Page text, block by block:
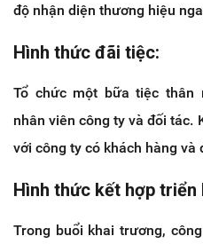
độ nhận diện thương hiệu
Hình thức đãi tiệc:
Tổ chức một bữa tiệc thân
nhân viên công ty và đối tác.
với công ty có khách hàng và
Hình thức kết hợp triển
Trong buổi khai trương,